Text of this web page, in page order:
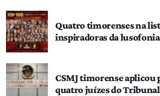
Quatro timorenses na
inspiradoras da lusofonia
CSMJ timorense aplicou
quatro juízes do Tribunal